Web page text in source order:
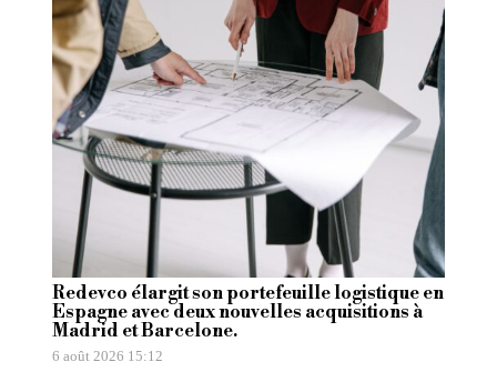
Redevco élargit son portefeuille logistique en
Espagne avec deux nouvelles acquisitions à
Madrid et Barcelone.
6 août 2026 15:12